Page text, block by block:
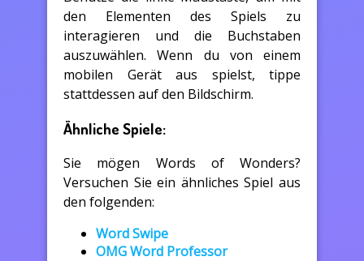
den Elementen des Spiels zu
interagieren und die Buchstaben
auszuwählen. Wenn du von einem
mobilen Gerät aus spielst, tippe
stattdessen auf den Bildschirm.
Ähnliche Spiele:
Sie mögen Words of Wonders?
Versuchen Sie ein ähnliches Spiel aus
den folgenden:
Word Swipe
OMG Word Professor